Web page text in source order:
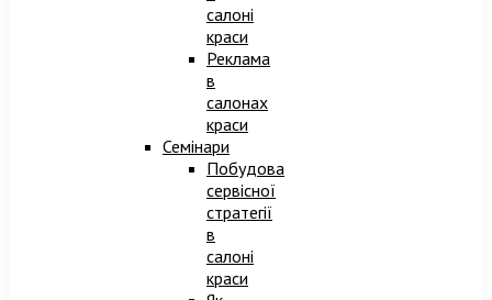
салоні
краси
Реклама
в
салонах
краси
Семінари
Побудова
сервісної
стратегії
в
салоні
краси